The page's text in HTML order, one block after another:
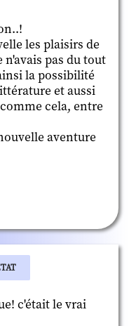
les plaisirs de
pas du tout
la possibilité
et aussi
cela, entre
aventure
c'était le vrai